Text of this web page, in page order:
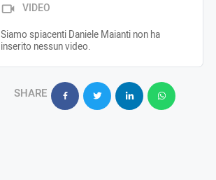
VIDEO
Siamo spiacenti Daniele Maianti non ha
inserito nessun video.
SHARE